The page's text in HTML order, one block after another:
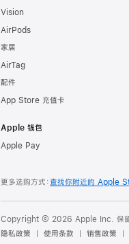
Vision
AirPods
家居
AirTag
配件
App Store 充值卡
Apple 钱包
Apple Pay
更多选购方式：查找你附近的 Apple
Copyright © 2026 Apple Inc. 保留
隐私政策
使用条款 销售政策